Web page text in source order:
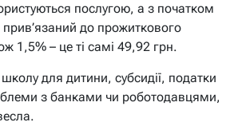
послугою, а з початком
до прожиткового
1,5% – це ті самі 49,92 грн.
для дитини, субсидії, податки
з банками чи роботодавцями,